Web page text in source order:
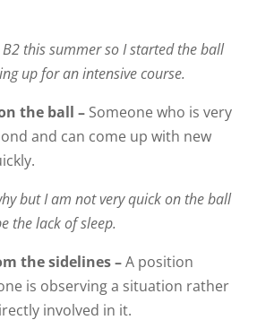
this summer so I started the ball
up for an intensive course.
the ball – Someone who is very
and can come up with new
but I am not very quick on the ball
the lack of sleep.
the sidelines –A position
is observing a situation rather
involved in it.